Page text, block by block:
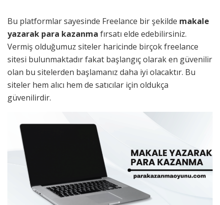
Bu platformlar sayesinde Freelance bir şekilde makale
yazarak para kazanma fırsatı elde edebilirsiniz.
Vermiş olduğumuz siteler haricinde birçok freelance
sitesi bulunmaktadır fakat başlangıç olarak en güvenilir
olan bu sitelerden başlamanız daha iyi olacaktır. Bu
siteler hem alıcı hem de satıcılar için oldukça
güvenilirdir.